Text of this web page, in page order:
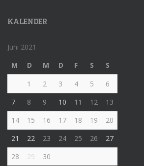
KALENDER
Juni 2021
M
D M D F S
S
1
2 3 4 5
6
7
8 9 10 11 12
13
14
15 16 17 18 19
20
21
22 23 24 25 26
27
28
29
30